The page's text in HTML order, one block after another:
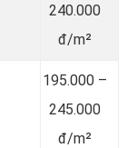
240.000
đ/m²
195.000 –
245.000
đ/m²